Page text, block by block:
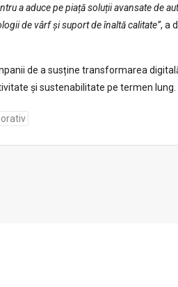
a aduce pe piață soluții avansate de
de vârf și suport de înaltă calitate”, a
de a susține transformarea
și sustenabilitate pe termen lung.